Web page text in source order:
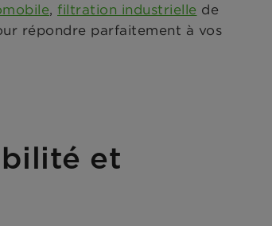
, filtration industrielle de
répondre parfaitement à vos
et